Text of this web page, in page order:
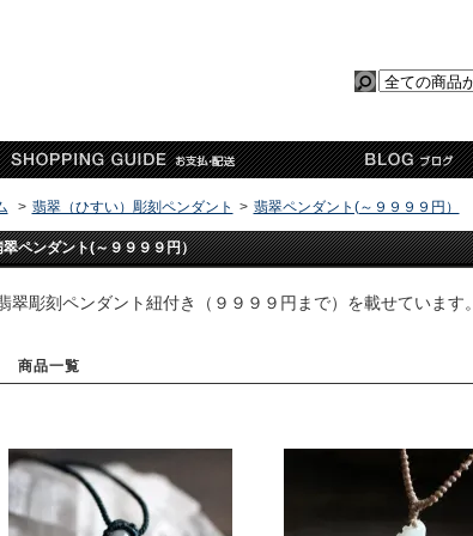
> 翡翠（ひすい）彫刻ペンダント > 翡翠ペンダント(～９９９９円）
翠ペンダント(～９９９９円）
翠彫刻ペンダント紐付き（９９９９円まで）を載せています。
商品一覧